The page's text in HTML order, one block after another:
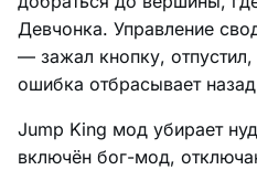
Девчонка. Управление
— зажал кнопку,
ошибка отбрасывает
Jump King мод убирает
включён бог-мод,